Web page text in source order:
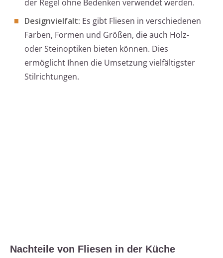
der Regel ohne Bedenken verwendet werden.
Designvielfalt: Es gibt Fliesen in verschiedenen
Farben, Formen und Größen, die auch Holz-
oder Steinoptiken bieten können. Dies
ermöglicht Ihnen die Umsetzung vielfältigster
Stilrichtungen.
Nachteile von Fliesen in der Küche